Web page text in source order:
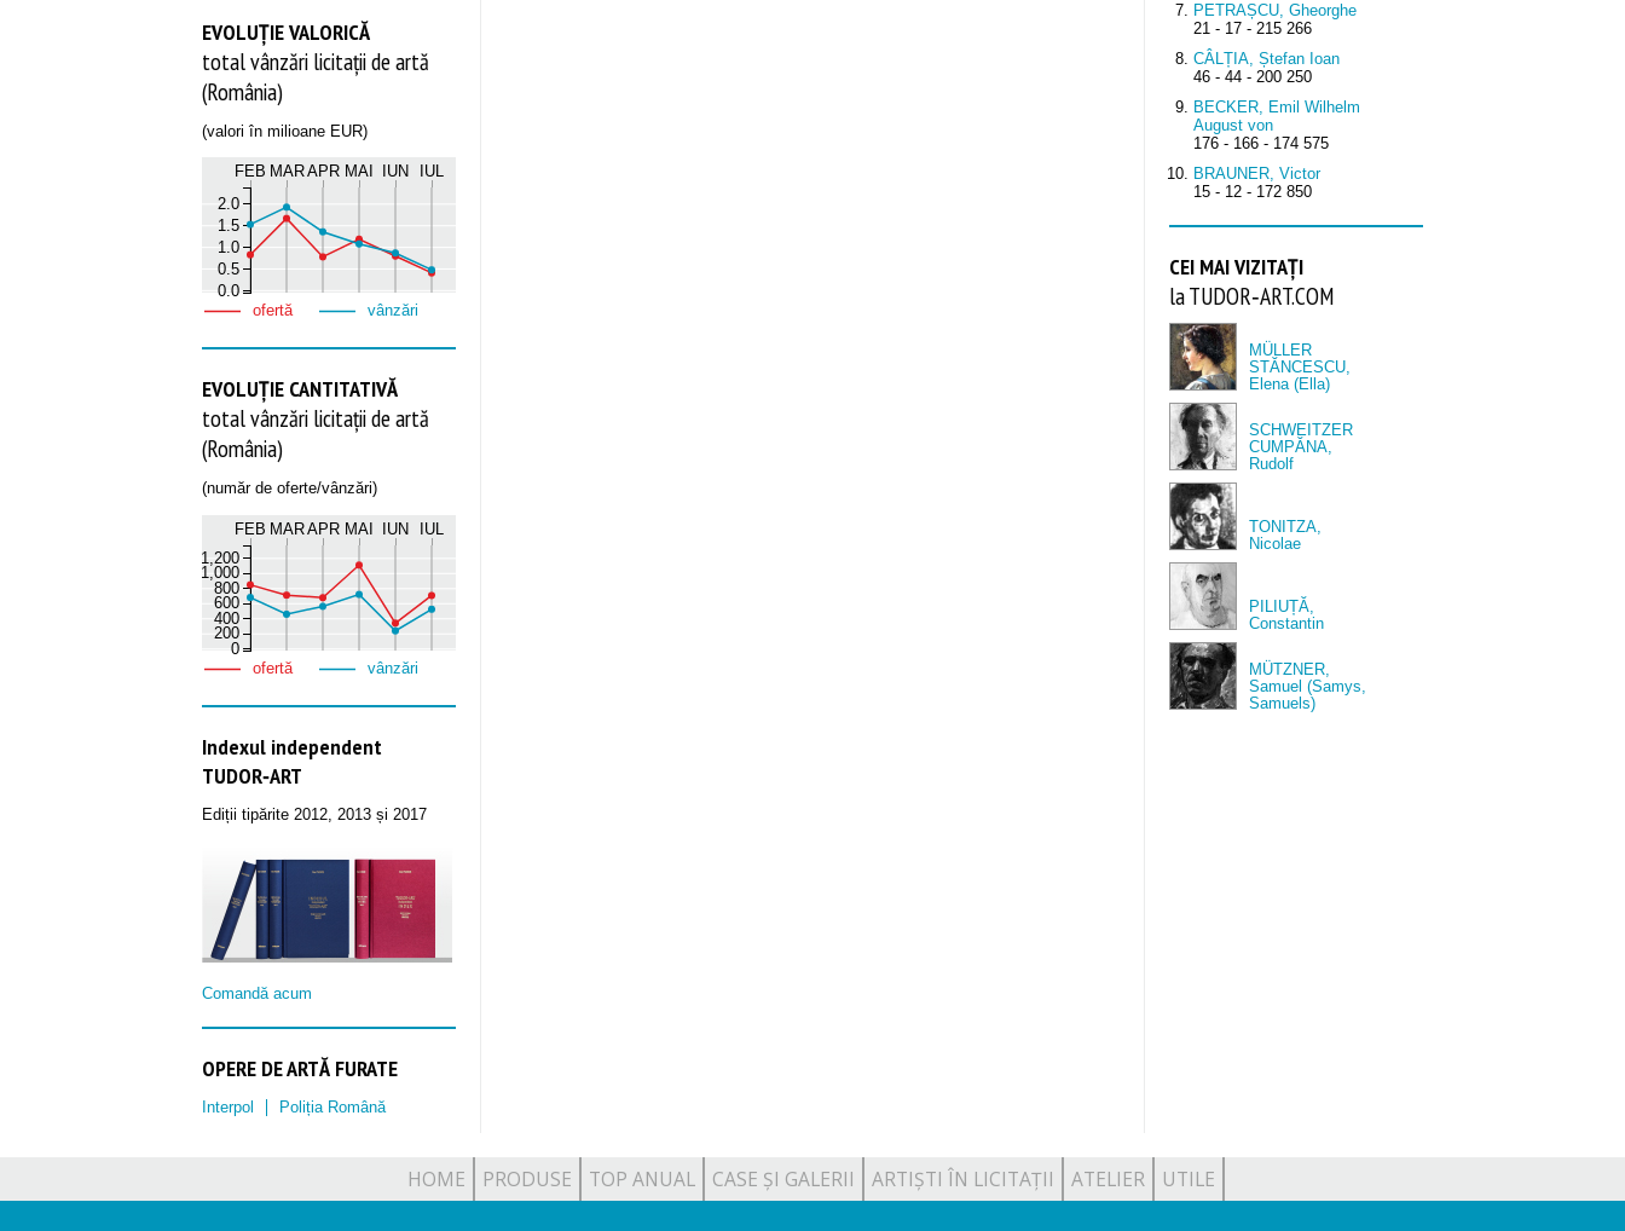
EVOLUȚIE VALORICĂ
total vânzări licitații de artă
(România)
(valori în milioane EUR)
FEB MARAPR MAI IUN IUL
0.0
0.5
1.0
1.5
2.0
ofertă vânzări
EVOLUȚIE CANTITATIVĂ
total vânzări licitații de artă
(România)
(număr de oferte/vânzări)
FEB MARAPR MAI IUN IUL
0
200
400
600
800
1,000
1,200
ofertă vânzări
Indexul independent
TUDOR‑ART
Ediții tipărite 2012, 2013 și 2017
Comandă acum
OPERE DE ARTĂ FURATE
Interpol Poliția Română
PETRAȘCU, Gheorghe
21 - 17 - 215 266
CÂLȚIA, Ștefan Ioan
46 - 44 - 200 250
BECKER, Emil Wilhelm
August von
176 - 166 - 174 575
BRAUNER, Victor
15 - 12 - 172 850
CEI MAI VIZITAȚI
la TUDOR‑ART.COM
MÜLLER
STĂNCESCU,
Elena (Ella)
SCHWEITZER
CUMPĂNA,
Rudolf
TONITZA,
Nicolae
PILIUȚĂ,
Constantin
MÜTZNER,
Samuel (Samys,
Samuels)
HOME PRODUSE TOP ANUAL CASE ȘI GALERII ARTIȘTI ÎN LICITAȚII ATELIER UTILE